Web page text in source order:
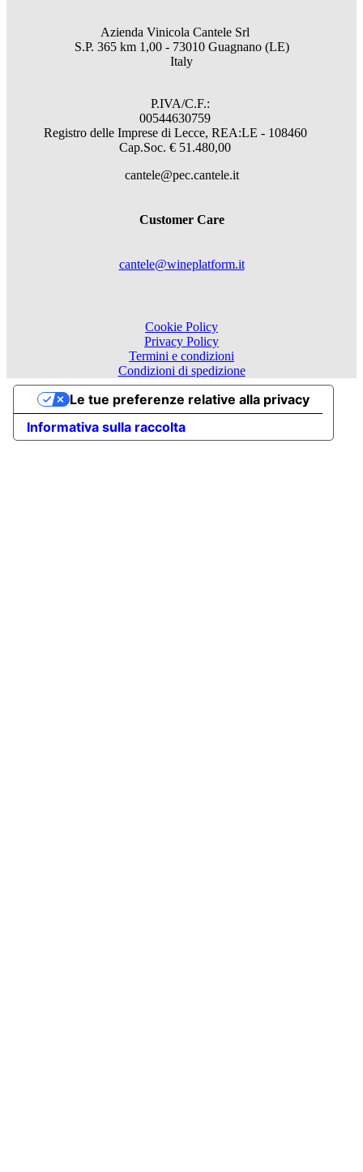
Azienda Vinicola Cantele Srl
S.P. 365 km 1,00 - 73010 Guagnano (LE)
Italy
P.IVA/C.F.:
00544630759
Registro delle Imprese di Lecce, REA:LE - 108460
Cap.Soc. € 51.480,00
cantele@pec.cantele.it
Customer Care
cantele@wineplatform.it
Cookie Policy
Privacy Policy
Termini e condizioni
Condizioni di spedizione
Informativa sulla raccolta
Le tue preferenze relative alla privacy